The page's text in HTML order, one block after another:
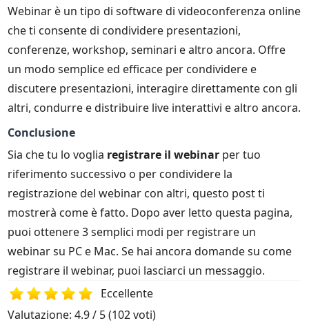
Webinar è un tipo di software di videoconferenza online
che ti consente di condividere presentazioni,
conferenze, workshop, seminari e altro ancora. Offre
un modo semplice ed efficace per condividere e
discutere presentazioni, interagire direttamente con gli
altri, condurre e distribuire live interattivi e altro ancora.
Conclusione
Sia che tu lo voglia registrare il webinar per tuo
riferimento successivo o per condividere la
registrazione del webinar con altri, questo post ti
mostrerà come è fatto. Dopo aver letto questa pagina,
puoi ottenere 3 semplici modi per registrare un
webinar su PC e Mac. Se hai ancora domande su come
registrare il webinar, puoi lasciarci un messaggio.
1 2 3 4 5
Eccellente
Valutazione: 4.9 / 5 (102 voti)